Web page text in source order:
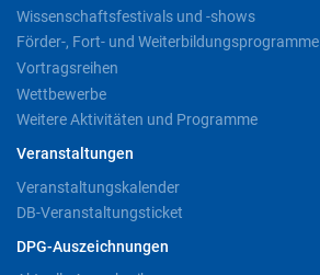
Wissenschaftsfestivals und -shows
Förder-, Fort- und Weiterbildungsprogramme
Vortragsreihen
Wettbewerbe
Weitere Aktivitäten und Programme
Veranstaltungen
Veranstaltungskalender
DB-Veranstaltungsticket
DPG-Auszeichnungen